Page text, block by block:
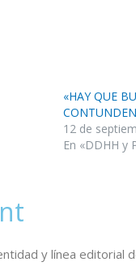
«HAY QUE
12 de
En «DDHH y
y línea editorial